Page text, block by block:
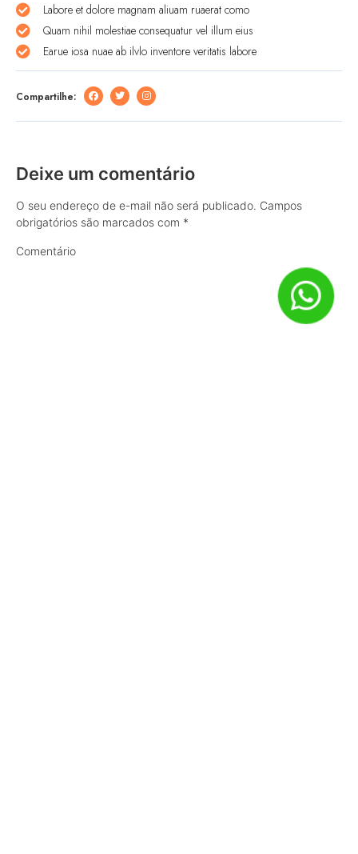
Labore et dolore magnam aliuam ruaerat como
Quam nihil molestiae consequatur vel illum eius
Earue iosa nuae ab ilvlo inventore veritatis labore
Compartilhe:
Deixe um comentário
O seu endereço de e-mail não será publicado. Campos
obrigatórios são marcados com *
Comentário